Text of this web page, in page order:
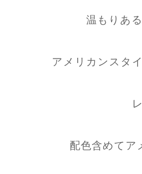
温もりあ
アメリカンスタ
配色含めてア